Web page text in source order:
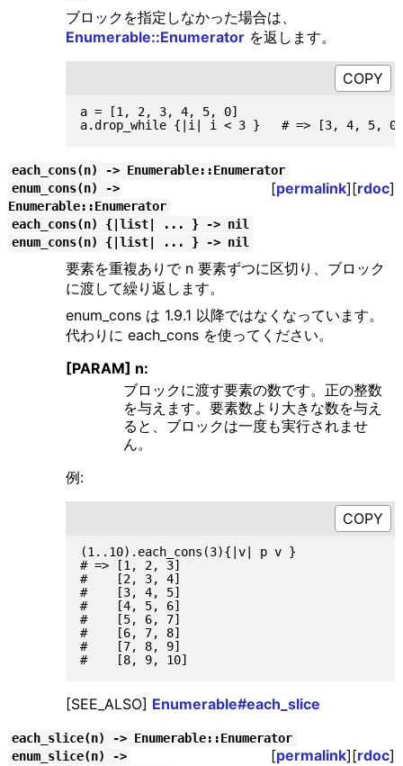
ブロックを指定しなかった場合は、
Enumerable::Enumeratorを返します。
a = [1, 2, 3, 4, 5, 0]
each_cons(n) -> Enumerable::Enumerator
[permalink][rdoc]
enum_cons(n) ->
Enumerable::Enumerator
each_cons(n) {|list| ... } -> nil
enum_cons(n) {|list| ... } -> nil
要素を重複ありで n 要素ずつに区切り、ブロック
に渡して繰り返します。
enum_cons は 1.9.1 以降ではなくなっています。
代わりに each_cons を使ってください。
[PARAM] n:
ブロックに渡す要素の数です。正の整数
を与えます。要素数より大きな数を与え
ると、ブロックは一度も実行されませ
ん。
例:
(1..10).each_cons(3){|v| p v }
# => [1, 2, 3]
#    [2, 3, 4]
#    [3, 4, 5]
#    [4, 5, 6]
#    [5, 6, 7]
#    [6, 7, 8]
#    [7, 8, 9]
[SEE_ALSO] Enumerable#each_slice
each_slice(n) -> Enumerable::Enumerator
[permalink][rdoc]
enum_slice(n) ->